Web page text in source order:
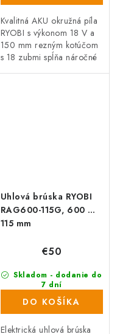
Kvalitná AKU okružná píla
RYOBI s výkonom 18 V a
150 mm rezným kotúčom
s 18 zubmi spĺňa náročné
Uhlová brúska RYOBI
RAG600-115G, 600 W,
115 mm
Skladom - dodanie do
7 dní
(>1000 ks)
€50
DO KOŠÍKA
Elektrická uhlová brúska